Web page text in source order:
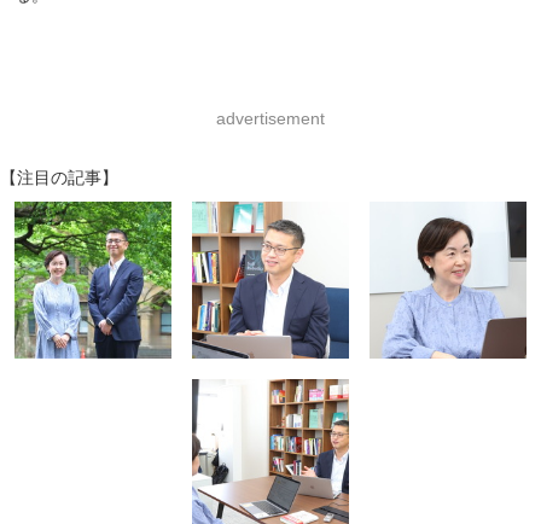
advertisement
【注目の記事】